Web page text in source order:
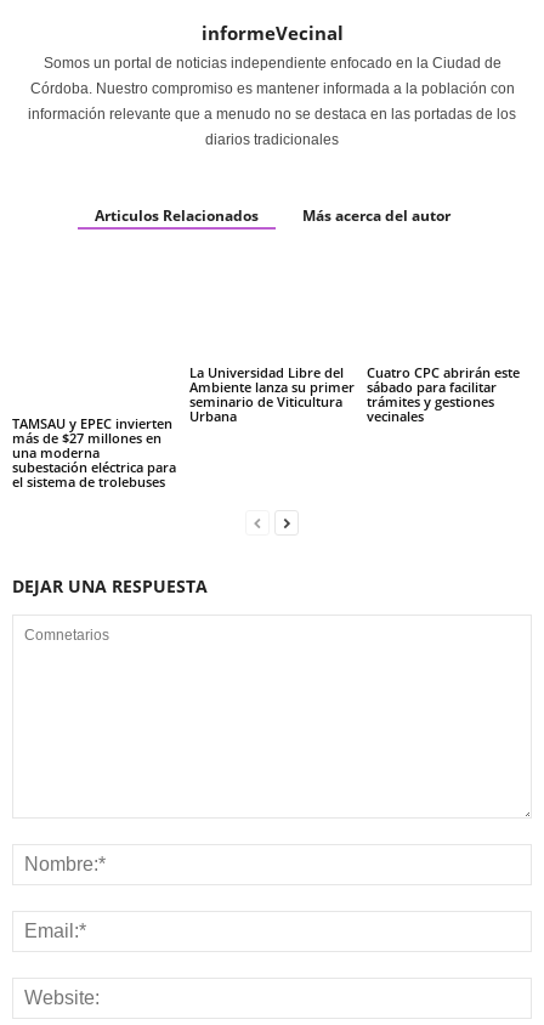
informeVecinal
Somos un portal de noticias independiente enfocado en la Ciudad de
Córdoba. Nuestro compromiso es mantener informada a la población con
información relevante que a menudo no se destaca en las portadas de los
diarios tradicionales
Articulos Relacionados Más acerca del autor
TAMSAU y EPEC invierten
más de $27 millones en
una moderna
subestación eléctrica para
el sistema de trolebuses
La Universidad Libre del
Ambiente lanza su primer
seminario de Viticultura
Urbana
Cuatro CPC abrirán este
sábado para facilitar
trámites y gestiones
vecinales
DEJAR UNA RESPUESTA